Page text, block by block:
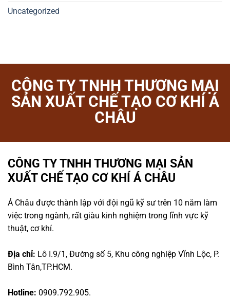
Uncategorized
CÔNG TY TNHH THƯƠNG MẠI
SẢN XUẤT CHẾ TẠO CƠ KHÍ Á
CHÂU
CÔNG TY TNHH THƯƠNG MẠI SẢN
XUẤT CHẾ TẠO CƠ KHÍ Á CHÂU
Á Châu được thành lập với đội ngũ kỹ sư trên 10 năm làm
việc trong ngành, rất giàu kinh nghiệm trong lĩnh vực kỹ
thuật, cơ khí.
Địa chỉ: Lô I.9/1, Đường số 5, Khu công nghiệp Vĩnh Lộc, P.
Bình Tân,TP.HCM.
Hotline: 0909.792.905.